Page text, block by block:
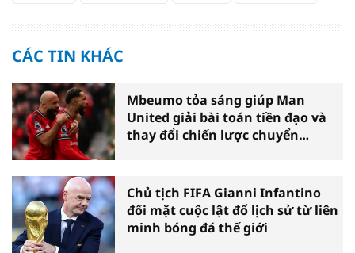
CÁC TIN KHÁC
Mbeumo tỏa sáng giúp Man
United giải bài toán tiền đạo và
thay đổi chiến lược chuyển
Chủ tịch FIFA Gianni Infantino
đối mặt cuộc lật đổ lịch sử từ liên
minh bóng đá thế giới